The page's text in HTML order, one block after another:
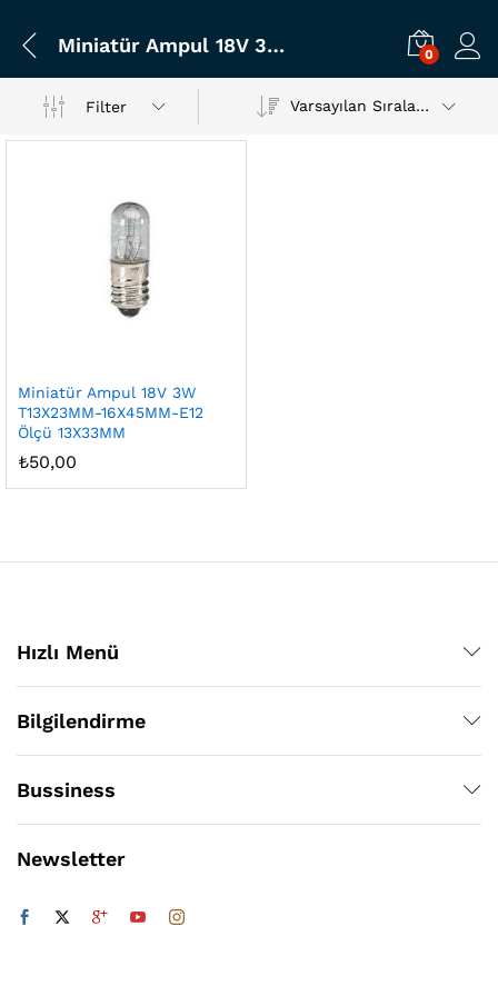
Miniatür Ampul 18V 3W T13X23MM-16X45MM-E12 Ölçü 13X33MM 0
Filter Varsayılan Sıralama
Miniatür Ampul 18V 3W
T13X23MM-16X45MM-E12
Ölçü 13X33MM
₺50,00
Hızlı Menü
Bilgilendirme
Bussiness
Newsletter